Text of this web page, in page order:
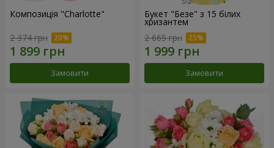
Композиція "Charlotte"
2 374 грн
Замовити
Букет "Безе" з 15 білих
хризантем
2 665 грн
Замовити